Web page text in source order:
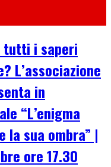
tutti i saperi
L’associazione
in
“L’enigma
la sua ombra” |
ore 17.30